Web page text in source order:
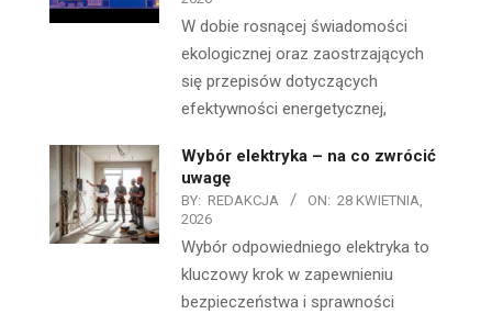
W dobie rosnącej świadomości
ekologicznej oraz zaostrzających
się przepisów dotyczących
efektywności energetycznej,
Wybór elektryka – na co zwrócić
uwagę
BY: REDAKCJA ON: 28 KWIETNIA,
2026
Wybór odpowiedniego elektryka to
kluczowy krok w zapewnieniu
bezpieczeństwa i sprawności